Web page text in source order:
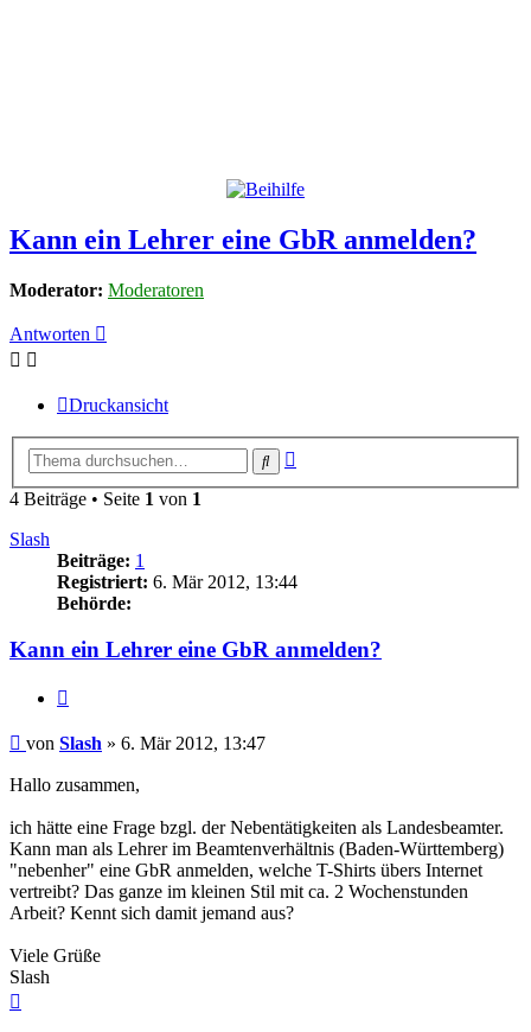
Kann ein Lehrer eine GbR anmelden?
Moderator: Moderatoren
Antworten
Druckansicht
Suche
4 Beiträge • Seite 1 von 1
Slash
Beiträge: 1
Registriert: 6. Mär 2012, 13:44
Behörde:
Kann ein Lehrer eine GbR anmelden?
Beitrag
von Slash » 6. Mär 2012, 13:47
Hallo zusammen,
ich hätte eine Frage bzgl. der Nebentätigkeiten als Landesbeamter.
Kann man als Lehrer im Beamtenverhältnis (Baden-Württemberg)
"nebenher" eine GbR anmelden, welche T-Shirts übers Internet
vertreibt? Das ganze im kleinen Stil mit ca. 2 Wochenstunden
Arbeit? Kennt sich damit jemand aus?
Viele Grüße
Slash